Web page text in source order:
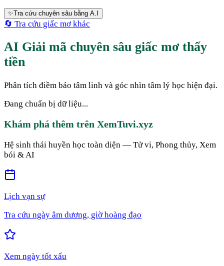
✨Tra cứu chuyên sâu bằng A.I
🔄 Tra cứu giấc mơ khác
AI Giải mã chuyên sâu giấc mơ thấy
tiền
Phân tích điềm báo tâm linh và góc nhìn tâm lý học hiện đại.
Đang chuẩn bị dữ liệu...
Khám phá thêm trên XemTuvi.xyz
Hệ sinh thái huyền học toàn diện — Tử vi, Phong thủy, Xem
bói & AI
Lịch vạn sự
Tra cứu ngày âm dương, giờ hoàng đạo
Xem ngày tốt xấu